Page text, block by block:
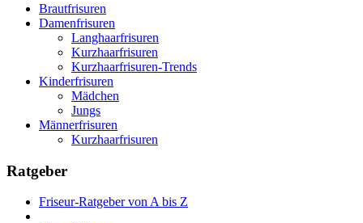
Brautfrisuren
Damenfrisuren
Langhaarfrisuren
Kurzhaarfrisuren
Kurzhaarfrisuren-Trends
Kinderfrisuren
Mädchen
Jungs
Männerfrisuren
Kurzhaarfrisuren
Ratgeber
Friseur-Ratgeber von A bis Z